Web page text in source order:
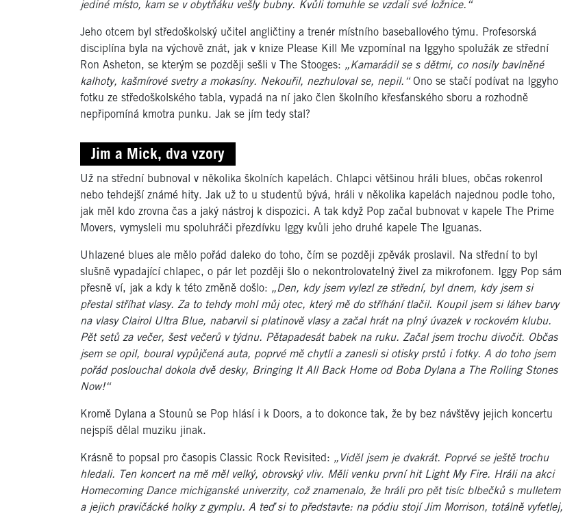
jediné místo, kam se v obytňáku vešly bubny. Kvůli tomuhle se vzdali své ložnice.“
Jeho otcem byl středoškolský učitel angličtiny a trenér místního baseballového týmu. Profesorská
disciplína byla na výchově znát, jak v knize Please Kill Me vzpomínal na Iggyho spolužák ze střední
Ron Asheton, se kterým se později sešli v The Stooges: „Kamarádil se s dětmi, co nosily bavlněné
kalhoty, kašmírové svetry a mokasíny. Nekouřil, nezhuloval se, nepil.“Ono se stačí podívat na Iggyho
fotku ze středoškolského tabla, vypadá na ní jako člen školního křesťanského sboru a rozhodně
nepřipomíná kmotra punku. Jak se jím tedy stal?
Jim a Mick, dva vzory
Už na střední bubnoval v několika školních kapelách. Chlapci většinou hráli blues, občas rokenrol
nebo tehdejší známé hity. Jak už to u studentů bývá, hráli v několika kapelách najednou podle toho,
jak měl kdo zrovna čas a jaký nástroj k dispozici. A tak když Pop začal bubnovat v kapele The Prime
Movers, vymysleli mu spoluhráči přezdívku Iggy kvůli jeho druhé kapele The Iguanas.
Uhlazené blues ale mělo pořád daleko do toho, čím se později zpěvák proslavil. Na střední to byl
slušně vypadající chlapec, o pár let později šlo o nekontrolovatelný živel za mikrofonem. Iggy Pop sám
přesně ví, jak a kdy k této změně došlo: „Den, kdy jsem vylezl ze střední, byl dnem, kdy jsem si
přestal stříhat vlasy. Za to tehdy mohl můj otec, který mě do stříhání tlačil. Koupil jsem si láhev barvy
na vlasy Clairol Ultra Blue, nabarvil si platinově vlasy a začal hrát na plný úvazek v rockovém klubu.
Pět setů za večer, šest večerů v týdnu. Pětapadesát babek na ruku. Začal jsem trochu divočit. Občas
jsem se opil, boural vypůjčená auta, poprvé mě chytli a zanesli si otisky prstů i fotky. A do toho jsem
pořád poslouchal dokola dvě desky, Bringing It All Back Home od Boba Dylana a The Rolling Stones
Now!“
Kromě Dylana a Stounů se Pop hlásí i k Doors, a to dokonce tak, že by bez návštěvy jejich koncertu
nejspíš dělal muziku jinak.
Krásně to popsal pro časopis Classic Rock Revisited: „Viděl jsem je dvakrát. Poprvé se ještě trochu
hledali. Ten koncert na mě měl velký, obrovský vliv. Měli venku první hit Light My Fire. Hráli na akci
Homecoming Dance michiganské univerzity, což znamenalo, že hráli pro pět tisíc blbečků s mulletem
a jejich pravičácké holky z gymplu. A teď si to představte: na pódiu stojí Jim Morrison, totálně vyfetlej,